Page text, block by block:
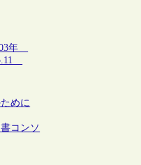
年
めに
コンソ